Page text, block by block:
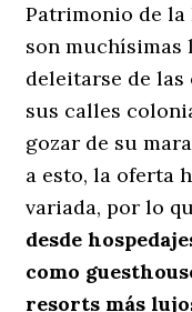
Patrimonio de la
son muchísimas
deleitarse de
sus calles
gozar de su
a esto, la oferta
variada, por lo
desde
como
resorts más